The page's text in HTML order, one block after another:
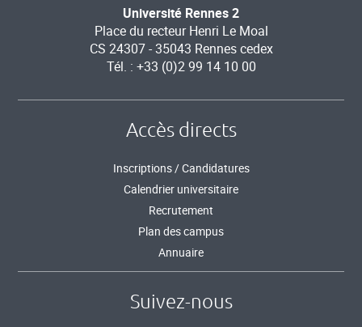
Université Rennes 2
Place du recteur Henri Le Moal
CS 24307 - 35043 Rennes cedex
Tél. : +33 (0)2 99 14 10 00
Accès directs
Inscriptions / Candidatures
Calendrier universitaire
Recrutement
Plan des campus
Annuaire
Suivez-nous